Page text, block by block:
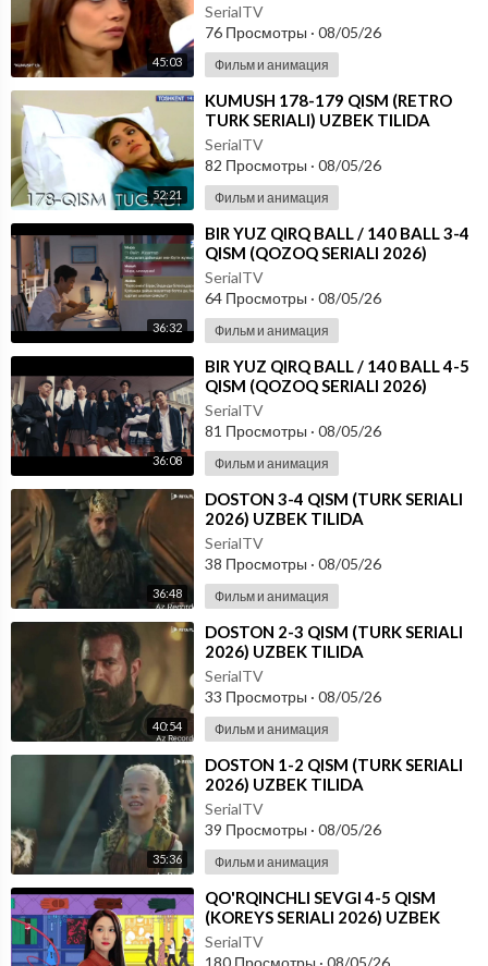
45:03
SerialTV
76 Просмотры · 08/05/26
Фильм и анимация
52:21
⁣KUMUSH 178-179 QISM (RETRO
TURK SERIALI) UZBEK TILIDA
SerialTV
82 Просмотры · 08/05/26
Фильм и анимация
36:32
⁣⁣BIR YUZ QIRQ BALL / 140 BALL 3-4
QISM (QOZOQ SERIALI 2026)
UZBEK TILIDA
SerialTV
64 Просмотры · 08/05/26
Фильм и анимация
36:08
⁣⁣BIR YUZ QIRQ BALL / 140 BALL 4-5
QISM (QOZOQ SERIALI 2026)
UZBEK TILIDA
SerialTV
81 Просмотры · 08/05/26
Фильм и анимация
36:48
⁣DOSTON 3-4 QISM (TURK SERIALI
2026) UZBEK TILIDA
SerialTV
38 Просмотры · 08/05/26
Фильм и анимация
40:54
⁣DOSTON 2-3 QISM (TURK SERIALI
2026) UZBEK TILIDA
SerialTV
33 Просмотры · 08/05/26
Фильм и анимация
35:36
⁣DOSTON 1-2 QISM (TURK SERIALI
2026) UZBEK TILIDA
SerialTV
39 Просмотры · 08/05/26
Фильм и анимация
⁣⁣QO'RQINCHLI SEVGI 4-5 QISM
(KOREYS SERIALI 2026) UZBEK
TILIDA
SerialTV